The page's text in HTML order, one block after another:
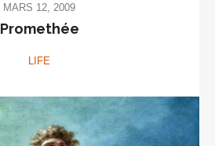
MARS 12, 2009
Promethée
LIFE